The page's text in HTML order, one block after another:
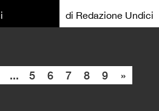
di Redazione Undici
... 5 6 7 8 9 »